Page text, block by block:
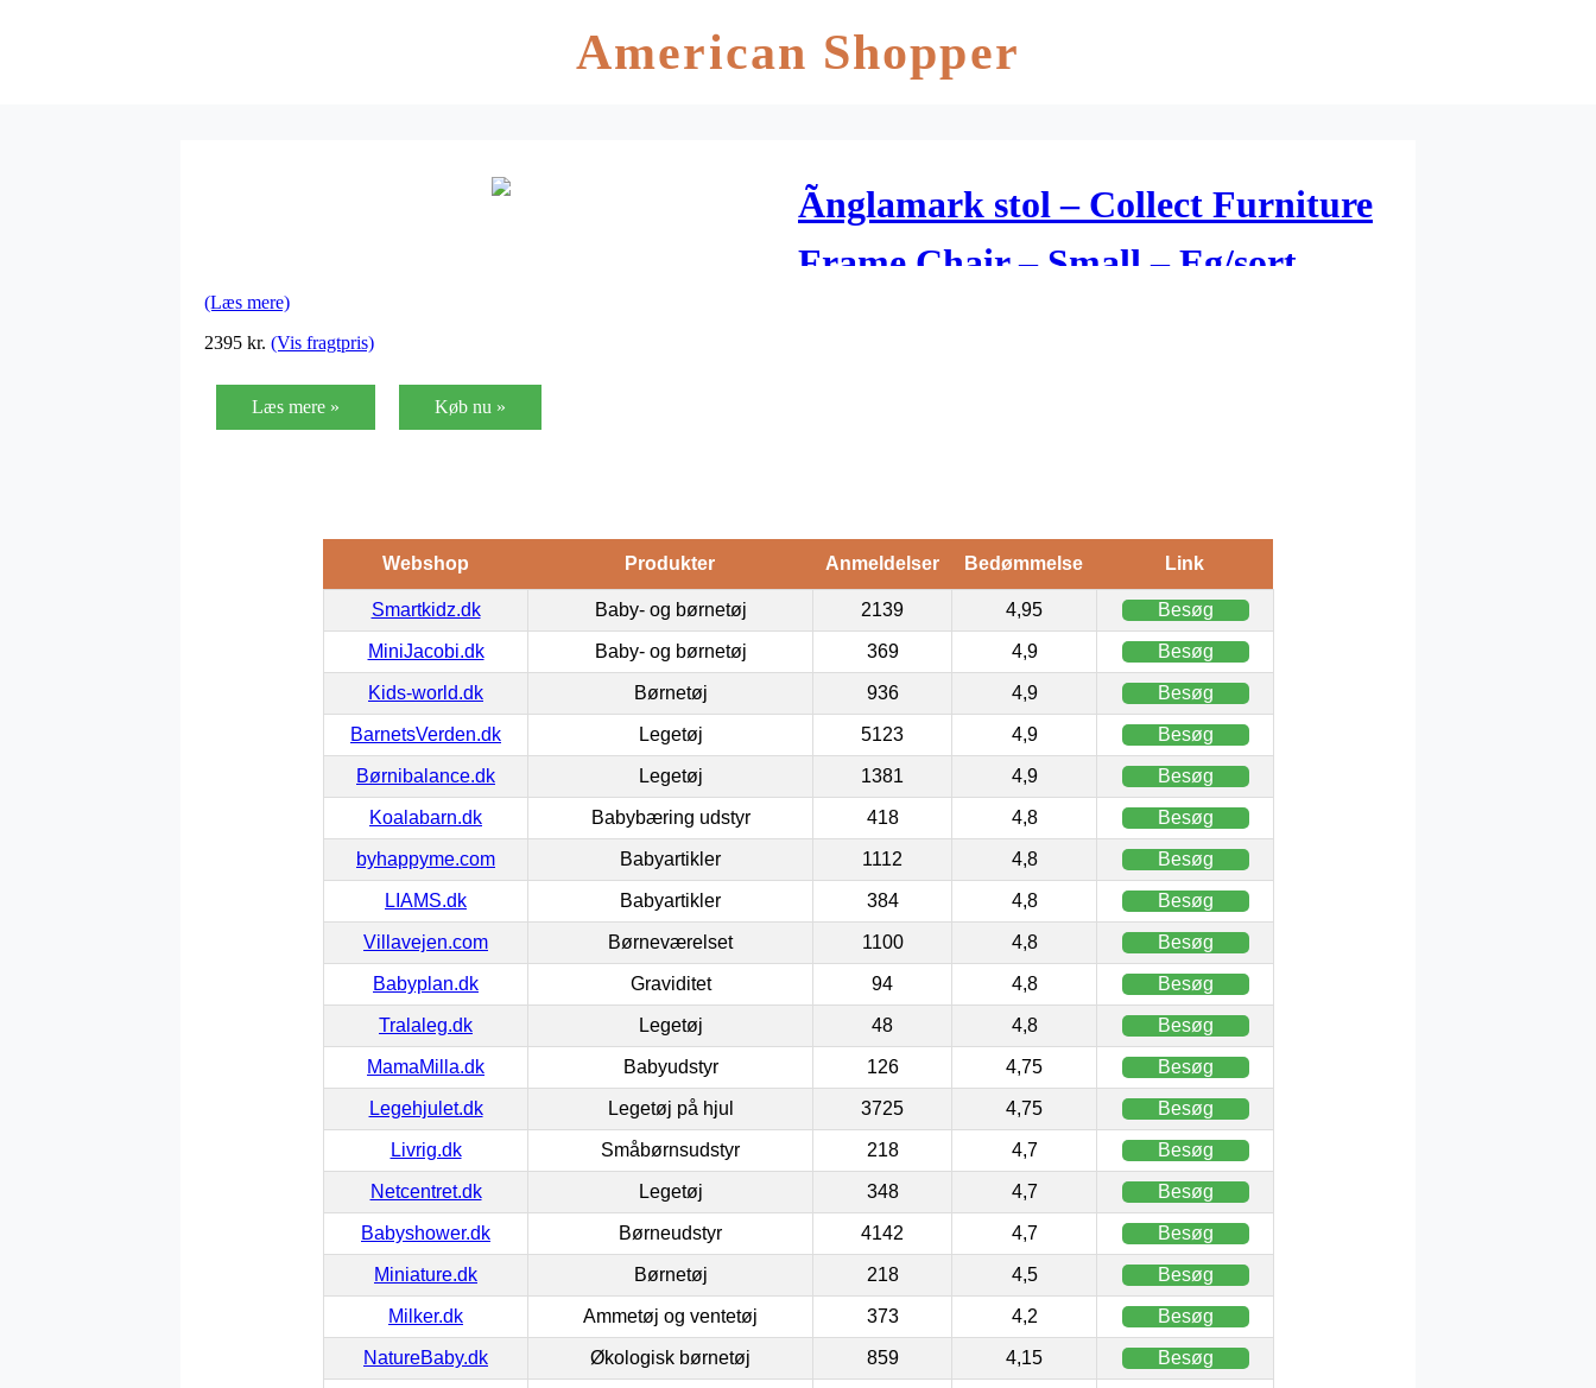
American Shopper
Ãnglamark stol – Collect Furniture
Frame Chair – Small – Eg/sort
(Læs mere)
2395 kr. (Vis fragtpris)
Læs mere » Køb nu »
Webshop Produkter Anmeldelser Bedømmelse Link
Smartkidz.dk Baby- og børnetøj 2139 4,95 Besøg
MiniJacobi.dk Baby- og børnetøj 369 4,9 Besøg
Kids-world.dk Børnetøj 936 4,9 Besøg
BarnetsVerden.dk Legetøj 5123 4,9 Besøg
Børnibalance.dk Legetøj 1381 4,9 Besøg
Koalabarn.dk Babybæring udstyr 418 4,8 Besøg
byhappyme.com Babyartikler 1112 4,8 Besøg
LIAMS.dk Babyartikler 384 4,8 Besøg
Villavejen.com Børneværelset 1100 4,8 Besøg
Babyplan.dk Graviditet 94 4,8 Besøg
Tralaleg.dk Legetøj 48 4,8 Besøg
MamaMilla.dk Babyudstyr 126 4,75 Besøg
Legehjulet.dk Legetøj på hjul 3725 4,75 Besøg
Livrig.dk Småbørnsudstyr 218 4,7 Besøg
Netcentret.dk Legetøj 348 4,7 Besøg
Babyshower.dk Børneudstyr 4142 4,7 Besøg
Miniature.dk Børnetøj 218 4,5 Besøg
Milker.dk Ammetøj og ventetøj 373 4,2 Besøg
NatureBaby.dk Økologisk børnetøj 859 4,15 Besøg